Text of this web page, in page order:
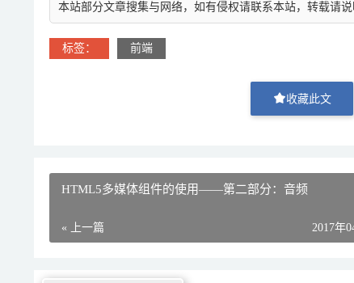
本站部分文章搜集与网络，如有侵权请联系本站，转载请说
标签： 前端
收藏此文
HTML5多媒体组件的使用——第二部分：音频
« 上一篇 2017年